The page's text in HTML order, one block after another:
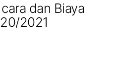
dan Biaya
2021